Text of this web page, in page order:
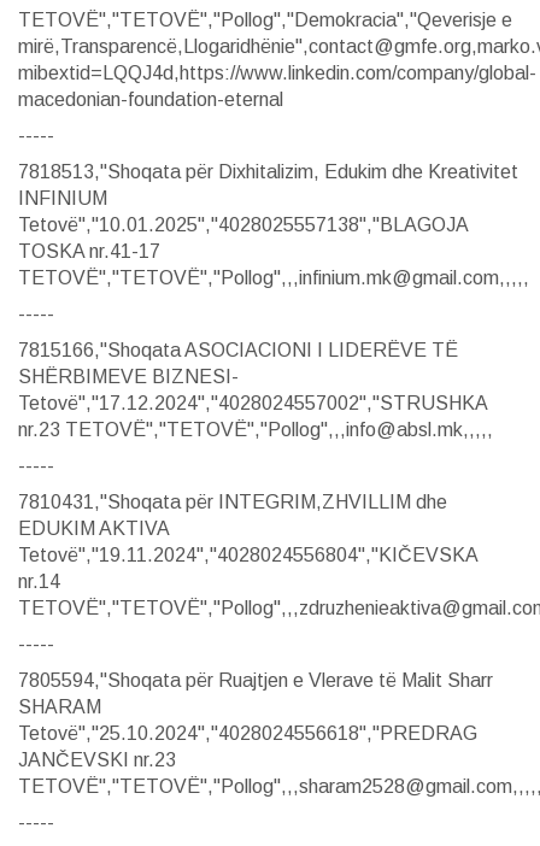
TETOVË","TETOVË","Pollog","Demokracia","Qeverisje e
mibextid=LQQJ4d,https://www.linkedin.com/company/global-
macedonian-foundation-eternal
-----
7818513,"Shoqata për Dixhitalizim, Edukim dhe Kreativitet
INFINIUM
Tetovë","10.01.2025","4028025557138","BLAGOJA
TOSKA nr.41-17
TETOVË","TETOVË","Pollog",,,infinium.mk@gmail.com,,,,,
-----
7815166,"Shoqata ASOCIACIONI I LIDERËVE TË
SHËRBIMEVE BIZNESI-
Tetovë","17.12.2024","4028024557002","STRUSHKA
nr.23 TETOVË","TETOVË","Pollog",,,info@absl.mk,,,,,
-----
7810431,"Shoqata për INTEGRIM,ZHVILLIM dhe
EDUKIM AKTIVA
Tetovë","19.11.2024","4028024556804","KIČEVSKA
nr.14
-----
7805594,"Shoqata për Ruajtjen e Vlerave të Malit Sharr
SHARAM
Tetovë","25.10.2024","4028024556618","PREDRAG
JANČEVSKI nr.23
-----